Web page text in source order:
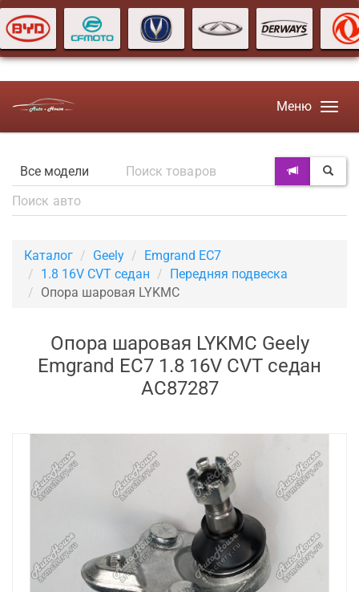
Меню
Каталог Geely
Emgrand EC7
1.8 16V CVT седан
Передняя подвеска
Опора шаровая LYKMC
Опора шаровая LYKMC Geely
Emgrand EC7 1.8 16V CVT седан
AC87287